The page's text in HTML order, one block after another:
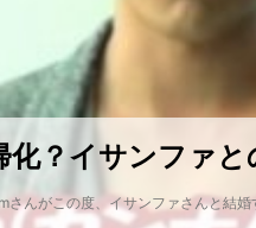
？イサンファ
んがこの度、イサンファさんと結